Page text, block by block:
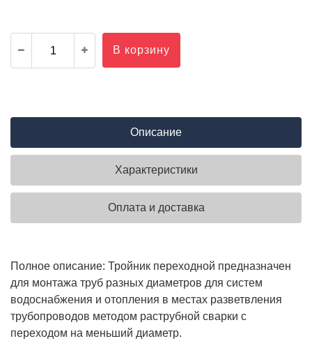
В корзину
Описание
Характеристики
Оплата и доставка
Полное описание: Тройник переходной предназначен
для монтажа труб разных диаметров для систем
водоснабжения и отопления в местах разветвления
трубопроводов методом раструбной сварки с
переходом на меньший диаметр.